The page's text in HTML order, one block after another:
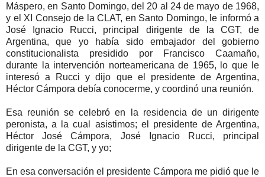
Máspero, en Santo Domingo, del 20 al 24 de mayo de 1968,
y el XI Consejo de la CLAT, en Santo Domingo, le informó a
José Ignacio Rucci, principal dirigente de la CGT, de
Argentina, que yo había sido embajador del gobierno
constitucionalista presidido por Francisco Caamaño,
durante la intervención norteamericana de 1965, lo que le
interesó a Rucci y dijo que el presidente de Argentina,
Héctor Cámpora debía conocerme, y coordinó una reunión.
Esa reunión se celebró en la residencia de un dirigente
peronista, a la cual asistimos; el presidente de Argentina,
Héctor José Cámpora, José Ignacio Rucci, principal
dirigente de la CGT, y yo;
En esa conversación el presidente Cámpora me pidió que le